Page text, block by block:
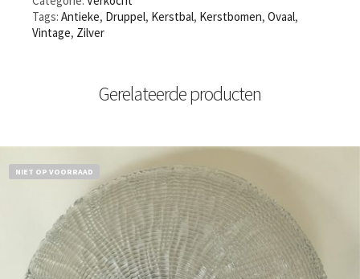
Tags: Antieke, Druppel, Kerstbal, Kerstbomen, Ovaal,
Vintage, Zilver
Gerelateerde producten
NIET OP VOORRAAD